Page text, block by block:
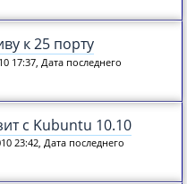
к 25 порту
17:37, Дата последнего
с Kubuntu 10.10
23:42, Дата последнего